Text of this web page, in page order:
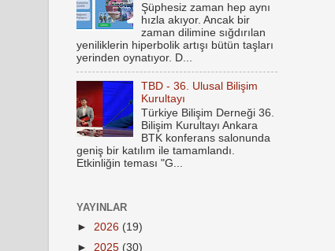
Şüphesiz zaman hep aynı
hızla akıyor. Ancak bir
zaman dilimine sığdırılan
yeniliklerin hiperbolik artışı bütün taşları
yerinden oynatıyor. D...
TBD - 36. Ulusal Bilişim
Kurultayı
Türkiye Bilişim Derneği 36.
Bilişim Kurultayı Ankara
BTK konferans salonunda
geniş bir katılım ile tamamlandı.
Etkinliğin teması "G...
YAYINLAR
► 2026 (19)
► 2025 (30)